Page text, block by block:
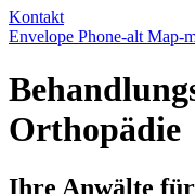
Kontakt
Envelope Phone-alt Map-
Orthopädie
Ihre Anwälte